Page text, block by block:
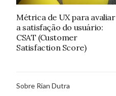
Métrica de UX para avaliar
a satisfação do usuário:
CSAT (Customer
Satisfaction Score)
Sobre Rian Dutra